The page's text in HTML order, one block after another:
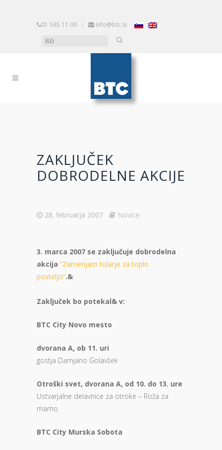
01 585 11 00 | info@btc.si
ZAKLJUČEK
DOBRODELNE AKCIJE
28. februarja 2007 Novice
3. marca 2007 se zaključuje dobrodelna
akcija “Zamenjam tolarje za toplo
posteljo”.&
Zaključek bo potekal& v:
BTC City Novo mesto
dvorana A, ob 11. uri
gostja Damjano Golavšek
Otroški svet, dvorana A, od 10. do 13. ure
Ustvarjalne delavnice za otroke – Roža za
mamo
BTC City Murska Sobota